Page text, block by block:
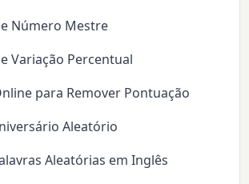
Número Mestre
Variação Percentual
para Remover Pontuação
Aleatório
Aleatórias em Inglês